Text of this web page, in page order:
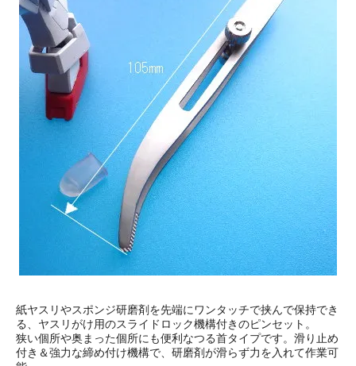
紙ヤスリやスポンジ研磨剤を先端にワンタッチで挟んで保持でき
る、ヤスリがけ用のスライドロック機構付きのピンセット。
狭い個所や奥まった個所にも便利なつる首タイプです。滑り止め
付き＆強力な締め付け機構で、研磨剤が滑らず力を入れて作業可